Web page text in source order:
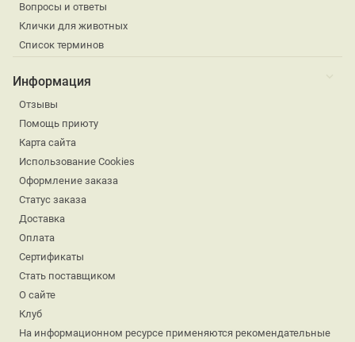
Вопросы и ответы
Клички для животных
Список терминов
Информация
Отзывы
Помощь приюту
Карта сайта
Использование Cookies
Оформление заказа
Статус заказа
Доставка
Оплата
Сертификаты
Стать поставщиком
О сайте
Клуб
На информационном ресурсе применяются рекомендательные